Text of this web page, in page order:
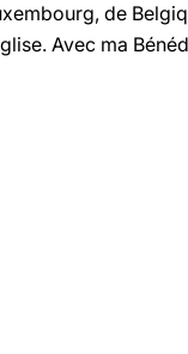
de
Avec ma